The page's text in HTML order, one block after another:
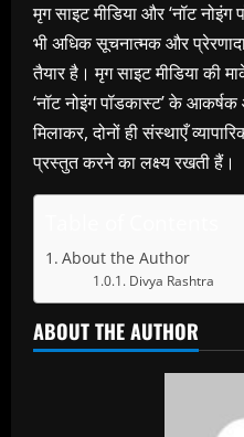
मृग साइट मीडिया और ‘नॉट
भी अधिक सूचनात्मक और
तैयार है। मृग साइट मीडिया की
‘नॉट नोइंग पॉडकास्ट’ के
मिलाकर, दोनों ही संस्थाएँ
प्रस्तुत करने का लक्ष्य रखती हैं।
About the Author
Divya Rashtra
ABOUT THE AUTHOR